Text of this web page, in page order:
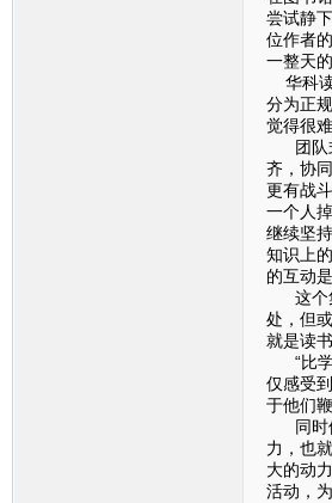
尝试静
位作者
一整天
华科读
分为正
觉得很
团队式
齐，协
更有战
一个人
继续坚
知识上
的互动
这个集
处，但
就是读
“比学
仅感受
于他们
同时他
力，也
大的动
活动，